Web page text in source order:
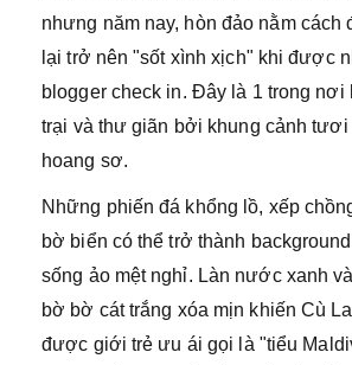
nhưng năm nay, hòn đảo nằm cách
lại trở nên "sốt xình xịch" khi được
blogger check in. Đây là 1 trong nơi
trại và thư giãn bởi khung cảnh tươi
hoang sơ.
Những phiến đá khổng lồ, xếp
bờ biển có thể trở thành
sống ảo mệt nghỉ. Làn nước xanh
bờ bờ cát trắng xóa mịn khiến Cù
được giới trẻ ưu ái gọi là "tiểu